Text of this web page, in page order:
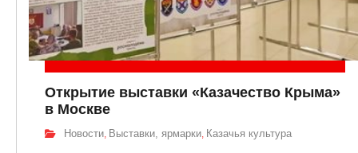
Открытие выставки «Казачество Крыма»
в Москве
Новости Выставки, ярмарки Казачья культура